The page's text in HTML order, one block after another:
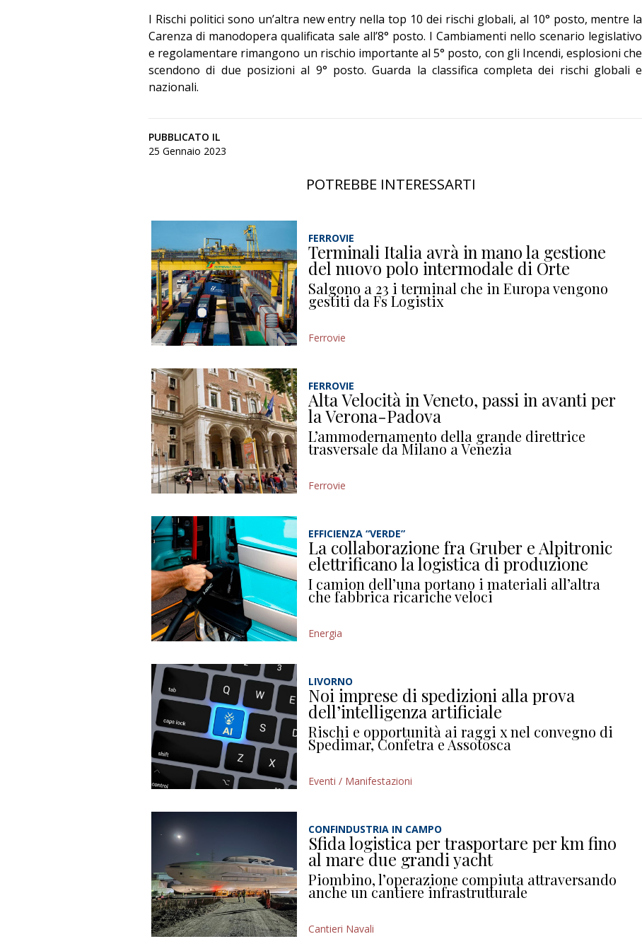
I Rischi politici sono un’altra new entry nella top 10 dei rischi globali, al 10° posto, mentre la
Carenza di manodopera qualificata sale all’8° posto. I Cambiamenti nello scenario legislativo
e regolamentare rimangono un rischio importante al 5° posto, con gli Incendi, esplosioni che
scendono di due posizioni al 9° posto. Guarda la classifica completa dei rischi globali e
nazionali.
PUBBLICATO IL
25 Gennaio 2023
POTREBBE INTERESSARTI
FERROVIE
Terminali Italia avrà in mano la gestione
del nuovo polo intermodale di Orte
Salgono a 23 i terminal che in Europa vengono
gestiti da Fs Logistix
Ferrovie
FERROVIE
Alta Velocità in Veneto, passi in avanti per
la Verona-Padova
L’ammodernamento della grande direttrice
trasversale da Milano a Venezia
Ferrovie
EFFICIENZA “VERDE”
La collaborazione fra Gruber e Alpitronic
elettrificano la logistica di produzione
I camion dell’una portano i materiali all’altra
che fabbrica ricariche veloci
Energia
LIVORNO
Noi imprese di spedizioni alla prova
dell’intelligenza artificiale
Rischi e opportunità ai raggi x nel convegno di
Spedimar, Confetra e Assotosca
Eventi / Manifestazioni
CONFINDUSTRIA IN CAMPO
Sfida logistica per trasportare per km fino
al mare due grandi yacht
Piombino, l’operazione compiuta attraversando
anche un cantiere infrastrutturale
Cantieri Navali